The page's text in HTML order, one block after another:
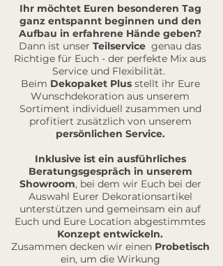
Ihr möchtet Euren besonderen Tag
ganz entspannt beginnen und den
Aufbau in erfahrene Hände geben?
Dann ist unser Teilservice genau das
Richtige für Euch - der perfekte Mix aus
Service und Flexibilität.
Beim Dekopaket Plus stellt ihr Eure
Wunschdekoration aus unserem
Sortiment individuell zusammen und
profitiert zusätzlich von unserem
persönlichen Service.
Inklusive ist ein ausführliches
Beratungsgespräch in unserem
Showroom, bei dem wir Euch bei der
Auswahl Eurer Dekorationsartikel
unterstützen und gemeinsam ein auf
Euch und Eure Location abgestimmtes
Konzept entwickeln.
Zusammen decken wir einen Probetisch
ein, um die Wirkung